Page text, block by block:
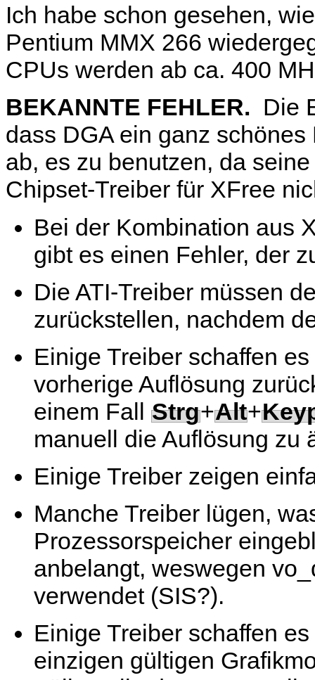
Ich habe schon gesehen,
Pentium MMX 266
CPUs werden ab ca. 400
BEKANNTE FEHLER. Die
dass DGA ein ganz
ab, es zu benutzen, da
Chipset-Treiber für XFree
Bei der Kombination aus
gibt es einen Fehler, der
Die ATI-Treiber müssen
zurückstellen, nachdem
Einige Treiber schaffen
vorherige Auflösung
einem Fall Strg+Alt+
manuell die Auflösung zu
Einige Treiber zeigen
Manche Treiber lügen,
Prozessorspeicher
anbelangt, weswegen
verwendet (SIS?).
Einige Treiber schaffen
einzigen gültigen